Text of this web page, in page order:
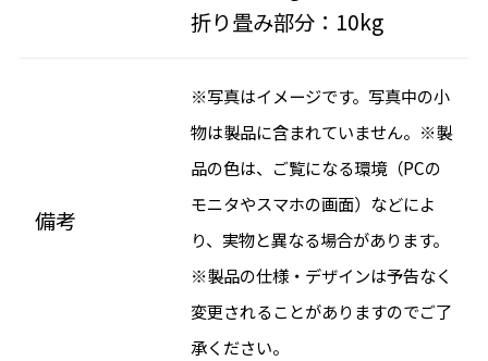
折り畳み部分：10kg
備考
※写真はイメージです。写真中の小
物は製品に含まれていません。※製
品の色は、ご覧になる環境（PCの
モニタやスマホの画面）などによ
り、実物と異なる場合があります。
※製品の仕様・デザインは予告なく
変更されることがありますのでご了
承ください。